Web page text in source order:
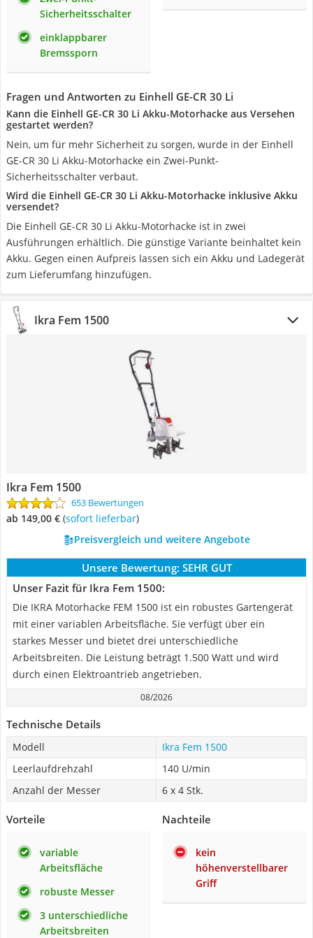
Sicherheitsschalter
einklappbarer
Bremssporn
Fragen und Antworten zu Einhell GE-CR 30 Li
Kann die Einhell GE-CR 30 Li Akku-Motorhacke aus Versehen
gestartet werden?
Nein, um für mehr Sicherheit zu sorgen, wurde in der Einhell
GE-CR 30 Li Akku-Motorhacke ein Zwei-Punkt-
Sicherheitsschalter verbaut.
Wird die Einhell GE-CR 30 Li Akku-Motorhacke inklusive Akku
versendet?
Die Einhell GE-CR 30 Li Akku-Motorhacke ist in zwei
Ausführungen erhältlich. Die günstige Variante beinhaltet kein
Akku. Gegen einen Aufpreis lassen sich ein Akku und Ladegerät
zum Lieferumfang hinzufügen.
Ikra Fem 1500
Ikra Fem 1500
653 Bewertungen
ab 149,00 € ( Sofort lieferbar)
Preisvergleich und weitere Angebote
Unsere Bewertung: SEHR GUT
Unser Fazit für Ikra Fem 1500:
Die IKRA Motorhacke FEM 1500 ist ein robustes Gartengerät
mit einer variablen Arbeitsfläche. Sie verfügt über ein
starkes Messer und bietet drei unterschiedliche
Arbeitsbreiten. Die Leistung beträgt 1.500 Watt und wird
durch einen Elektroantrieb angetrieben.
08/2026
Technische Details
Modell
Ikra Fem 1500
Leerlaufdrehzahl
140 U/min
Anzahl der Messer
6 x 4 Stk.
Vorteile
variable
Arbeitsfläche
robuste Messer
3 unterschiedliche
Arbeitsbreiten
Nachteile
kein
höhenverstellbarer
Griff